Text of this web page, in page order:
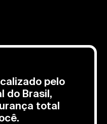
pelo
do Brasil,
total